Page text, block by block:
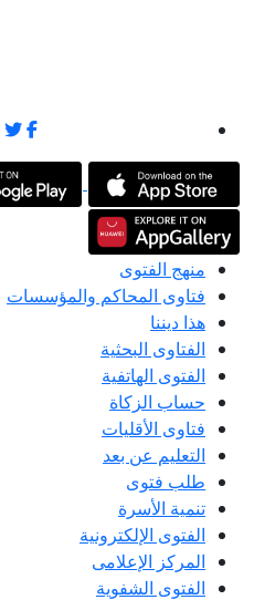
منهج الفتوى
فتاوى المحاكم والمؤسسات
هذا ديننا
الفتاوى البحثية
الفتوى الهاتفية
حساب الزكاة
فتاوى الأقليات
التعليم عن بعد
طلب فتوى
تنمية الأسرة
الفتوى الإلكترونية
المركز الإعلامى
الفتوى الشفوية